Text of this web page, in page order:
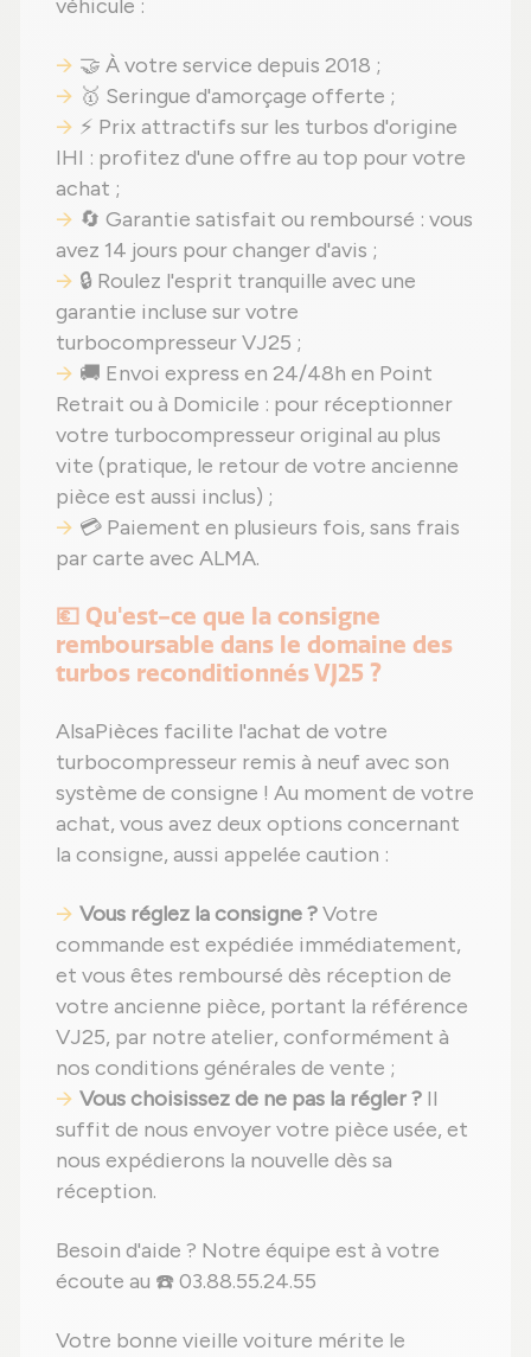
véhicule :
🤝 À votre service depuis 2018 ;
🥇 Seringue d'amorçage offerte ;
⚡ Prix attractifs sur les turbos d'origine
IHI : profitez d'une offre au top pour votre
achat ;
🔄 Garantie satisfait ou remboursé : vous
avez 14 jours pour changer d'avis ;
🔒 Roulez l'esprit tranquille avec une
garantie incluse sur votre
turbocompresseur VJ25 ;
🚚 Envoi express en 24/48h en Point
Retrait ou à Domicile : pour réceptionner
votre turbocompresseur original au plus
vite (pratique, le retour de votre ancienne
pièce est aussi inclus) ;
💳 Paiement en plusieurs fois, sans frais
par carte avec ALMA.
💶 Qu'est-ce que la consigne
remboursable dans le domaine des
turbos reconditionnés VJ25 ?
AlsaPièces facilite l'achat de votre
turbocompresseur remis à neuf avec son
système de consigne ! Au moment de votre
achat, vous avez deux options concernant
la consigne, aussi appelée caution :
Vous réglez la consigne ?Votre
commande est expédiée immédiatement,
et vous êtes remboursé dès réception de
votre ancienne pièce, portant la référence
VJ25, par notre atelier, conformément à
nos conditions générales de vente ;
Vous choisissez de ne pas la régler ? Il
suffit de nous envoyer votre pièce usée, et
nous expédierons la nouvelle dès sa
réception.
Besoin d'aide ? Notre équipe est à votre
écoute au ☎️ 03.88.55.24.55
Votre bonne vieille voiture mérite le